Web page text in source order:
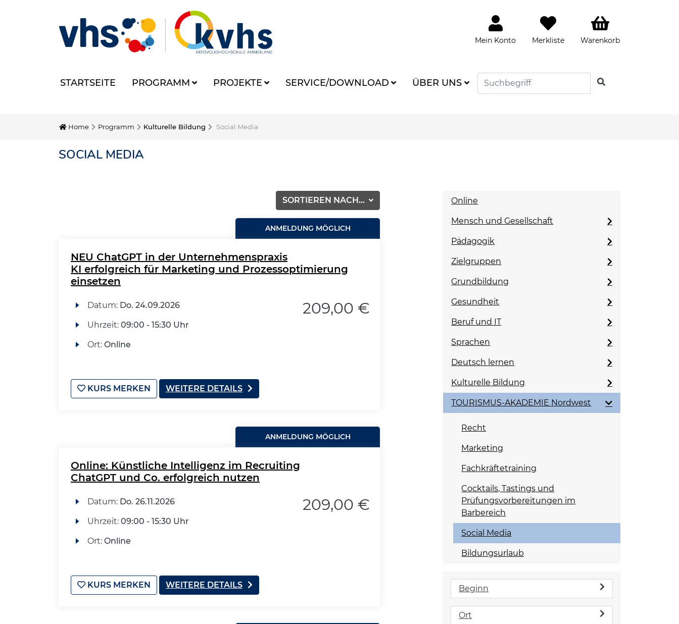
Mein Konto Merkliste Warenkorb
STARTSEITE PROGRAMM PROJEKTE SERVICE/DOWNLOAD ÜBER UNS SUCHEN
Home Programm Kulturelle Bildung Social Media
SOCIAL MEDIA
SORTIEREN NACH...
ANMELDUNG MÖGLICH
NEU ChatGPT in der Unternehmenspraxis
KI erfolgreich für Marketing und Prozessoptimierung
einsetzen
Datum: Do. 24.09.2026
Uhrzeit: 09:00 - 15:30 Uhr
Ort: Online
209,00 €
KURS MERKEN WEITERE DETAILS
ANMELDUNG MÖGLICH
Online: Künstliche Intelligenz im Recruiting
ChatGPT und Co. erfolgreich nutzen
Datum: Do. 26.11.2026
Uhrzeit: 09:00 - 15:30 Uhr
Ort: Online
209,00 €
KURS MERKEN WEITERE DETAILS
Online
Mensch und Gesellschaft
Pädagogik
Zielgruppen
Grundbildung
Gesundheit
Beruf und IT
Sprachen
Deutsch lernen
Kulturelle Bildung
TOURISMUS-AKADEMIE Nordwest
Recht
Marketing
Fachkräftetraining
Cocktails, Tastings und
Prüfungsvorbereitungen im
Barbereich
Social Media
Bildungsurlaub
Beginn
Ort